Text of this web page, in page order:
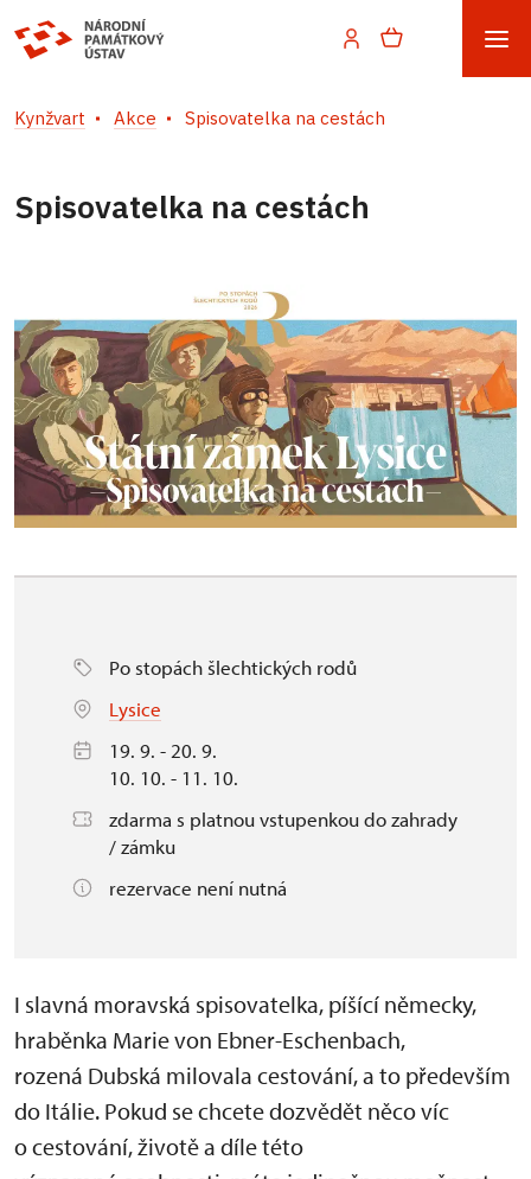
Kynžvart Akce Spisovatelka na cestách
Spisovatelka na cestách
Po stopách šlechtických rodů
Lysice
19. 9. - 20. 9.
10. 10. - 11. 10.
zdarma s platnou vstupenkou do zahrady
/ zámku
rezervace není nutná
I slavná moravská spisovatelka, píšící německy,
hraběnka Marie von Ebner-Eschenbach,
rozená Dubská milovala cestování, a to především
do Itálie. Pokud se chcete dozvědět něco víc
o cestování, životě a díle této